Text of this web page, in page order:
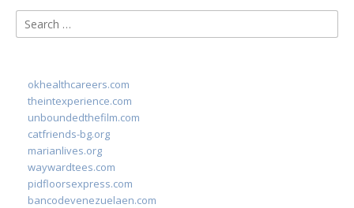
Search
for:
okhealthcareers.com
theintexperience.com
unboundedthefilm.com
catfriends-bg.org
marianlives.org
waywardtees.com
pidfloorsexpress.com
bancodevenezuelaen.com